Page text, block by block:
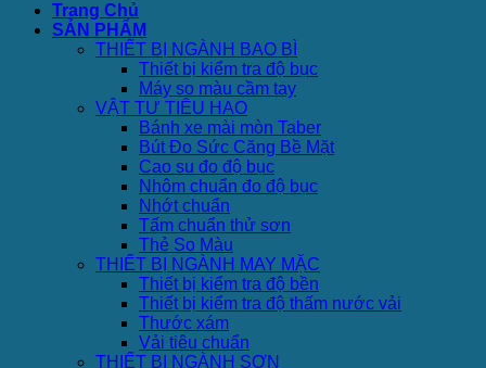
Trang Chủ
SẢN PHẨM
THIẾT BỊ NGÀNH BAO BÌ
Thiết bị kiểm tra độ bục
Máy so màu cầm tay
VẬT TƯ TIÊU HAO
Bánh xe mài mòn Taber
Bút Đo Sức Căng Bề Mặt
Cao su đo độ bục
Nhôm chuẩn đo độ bục
Nhớt chuẩn
Tấm chuẩn thử sơn
Thẻ So Màu
THIẾT BỊ NGÀNH MAY MẶC
Thiết bị kiểm tra độ bền
Thiết bị kiểm tra độ thấm nước vải
Thước xám
Vải tiêu chuẩn
THIẾT BỊ NGÀNH SƠN